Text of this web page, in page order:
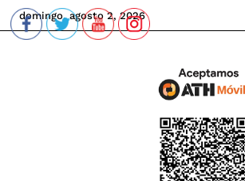
domingo, agosto 2, 2026